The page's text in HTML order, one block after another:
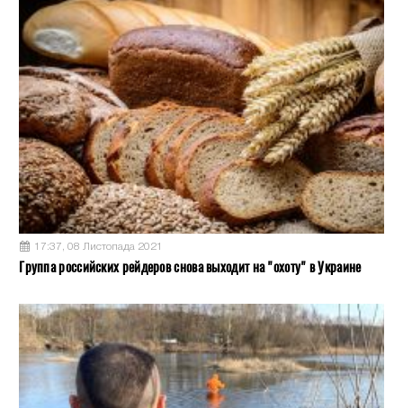
17:37, 08 Листопада 2021
Группа российских рейдеров снова выходит на "охоту" в Украине